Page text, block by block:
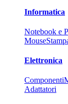
Informatica
Notebook e
Mouse
Elettronica
Componenti
Adattatori